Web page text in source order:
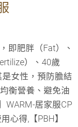
即肥胖（Fat）、
）、40歲
是女性，預防膽結
衡營養、避免油
WARM-居家服CP
心得,【PBH】